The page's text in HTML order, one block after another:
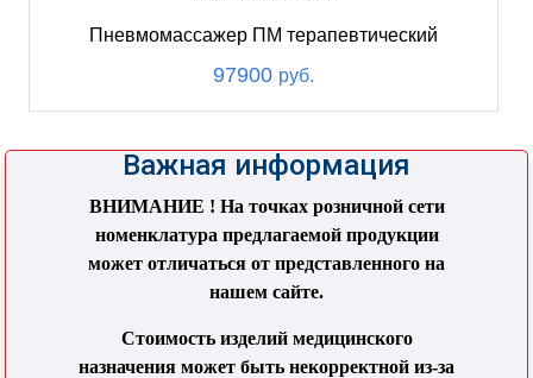
Пневмомассажер ПМ терапевтический
97900 руб.
Важная информация
ВНИМАНИЕ ! На точках розничной сети
номенклатура предлагаемой продукции
может отличаться от представленного на
нашем сайте.
Стоимость изделий медицинского
назначения может быть некорректной из-за